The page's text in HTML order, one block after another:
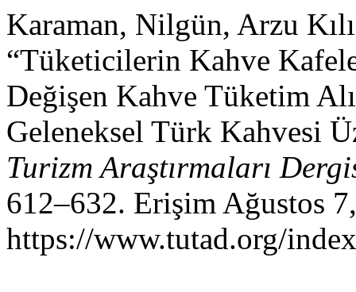
Karaman, Nilgün, Arzu
“Tüketicilerin Kahve
Değişen Kahve Tüketim
Geleneksel Türk Kahvesi
Turizm Araştırmaları
612–632. Erişim Ağustos
https://www.tutad.org/